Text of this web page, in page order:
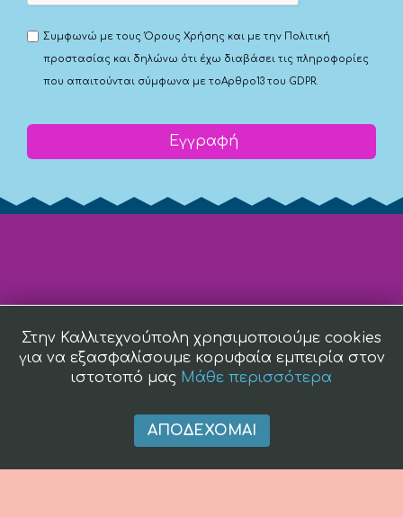
Συμφωνώ με τουςΌρους Χρήσης και με την Πολιτική
προστασίας και δηλώνω ότι έχω διαβάσει τις πληροφορίες
που απαιτούνται σύμφωνα με τοΑρθρο13 του GDPR.
Εγγραφή
Στην Καλλιτεχνούπολη χρησιμοποιούμε cookies
για να εξασφαλίσουμε κορυφαία εμπειρία στον
ιστοτοπό μας Μάθε περισσότερα
ΑΠΟΔΈΧΟΜΑΙ